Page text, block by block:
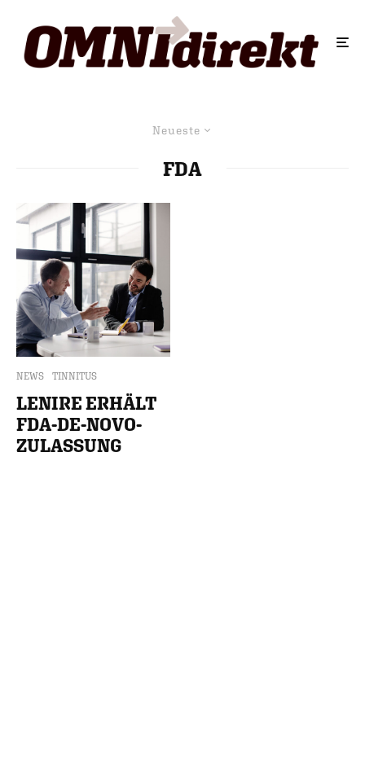
Neueste
FDA
NEWS TINNITUS
LENIRE ERHÄLT
FDA-DE-NOVO-
ZULASSUNG